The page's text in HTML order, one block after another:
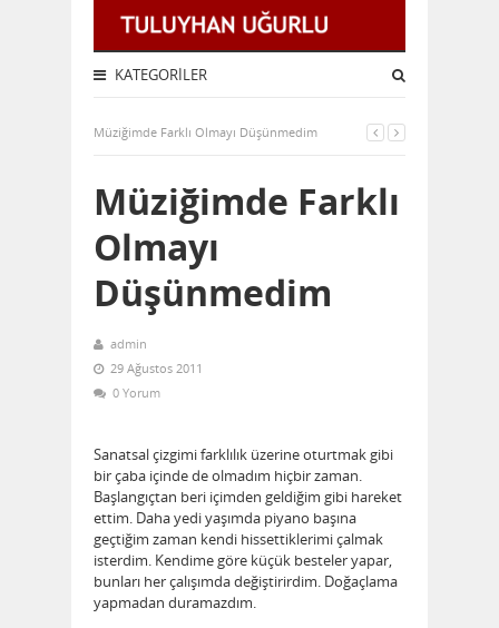
KATEGORILER
Müziğimde Farklı Olmayı Düşünmedim
Müziğimde Farklı
Olmayı
Düşünmedim
admin
29 Ağustos 2011
0 Yorum
Sanatsal çizgimi farklılık üzerine oturtmak gibi
bir çaba içinde de olmadım hiçbir zaman.
Başlangıçtan beri içimden geldiğim gibi hareket
ettim. Daha yedi yaşımda piyano başına
geçtiğim zaman kendi hissettiklerimi çalmak
isterdim. Kendime göre küçük besteler yapar,
bunları her çalışımda değiştirirdim. Doğaçlama
yapmadan duramazdım.